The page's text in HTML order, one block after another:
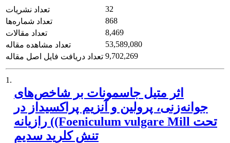
تعداد نشریات
32
تعداد شماره‌ها
868
تعداد مقالات
8,469
تعداد مشاهده مقاله
53,589,080
تعداد دریافت فایل اصل مقاله 9,702,269
1.
اثر متیل جاسمونات بر شاخص‌های
جوانه‌زنی، پرولین و آنزیم پراکسیداز در
رازیانه ((Foeniculum vulgare Mill تحت
تنش کلرید سدیم